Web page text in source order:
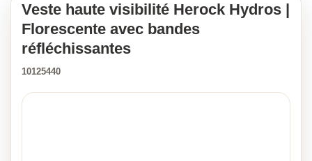
Veste haute visibilité Herock Hydros |
Florescente avec bandes
réfléchissantes
10125440